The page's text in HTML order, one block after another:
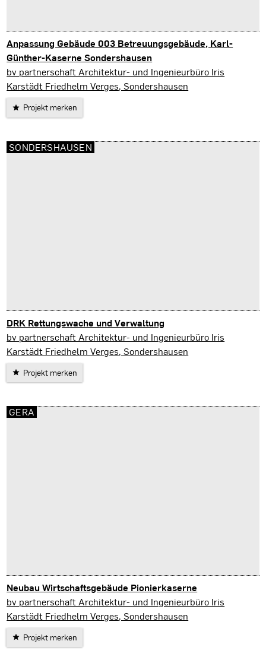
Anpassung Gebäude 003 Betreuungsgebäude, Karl-
Günther-Kaserne Sondershausen
Sondershausen
bv partnerschaft Architektur- und Ingenieurbüro Iris
Karstädt Friedhelm Verges, Sondershausen
Projekt merken
DRK Rettungswache und Verwaltung
Sondershausen
bv partnerschaft Architektur- und Ingenieurbüro Iris
Karstädt Friedhelm Verges, Sondershausen
Projekt merken
SONDERSHAUSEN
Neubau Wirtschaftsgebäude Pionierkaserne
Gera
bv partnerschaft Architektur- und Ingenieurbüro Iris
Karstädt Friedhelm Verges, Sondershausen
Projekt merken
GERA